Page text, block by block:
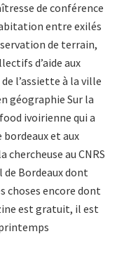
de conférence
entre exilés
de terrain,
d’aide aux
l’assiette à la ville
géographie Sur la
ivoirienne qui a
bordeaux et aux
au CNRS
Bordeaux dont
choses encore dont
est gratuit, il est